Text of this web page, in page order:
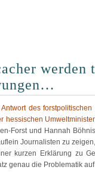
Antwort des
hessischen
Forst und Hannah
Journalisten zu
kurzen Erklärung zu
genau die Problematik